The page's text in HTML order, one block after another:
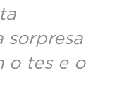
sorpresa
o tes e o